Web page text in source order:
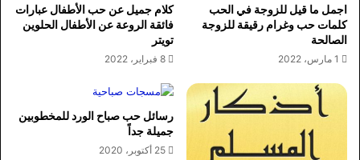
اجمل ما قيل للزوجة في الحب
كلمات حب وغرام رقيقة للزوجة
الصالحة
1 مارس، 2022
كلام جميل عن حب الأطفال عبارات
فائقة الروعة عن الأطفال الحلوين
تويتر
8 فبراير، 2022
رسائل حب صباح الورد للمخطوبين
جميلة جداً
25 أكتوبر، 2020